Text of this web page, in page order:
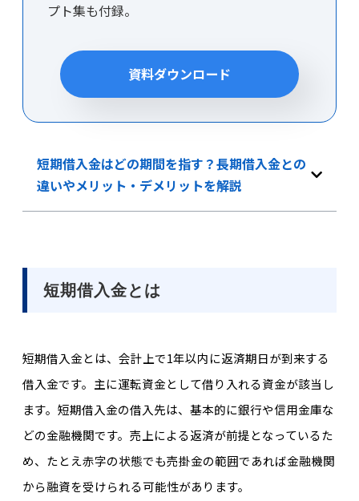
プト集も付録。
資料ダウンロード
短期借入金はどの期間を指す？長期借入金との
違いやメリット・デメリットを解説
短期借入金とは
短期借入金とは、会計上で1年以内に返済期日が到来する
借入金です。主に運転資金として借り入れる資金が該当し
ます。短期借入金の借入先は、基本的に銀行や信用金庫な
どの金融機関です。売上による返済が前提となっているた
め、たとえ赤字の状態でも売掛金の範囲であれば金融機関
から融資を受けられる可能性があります。